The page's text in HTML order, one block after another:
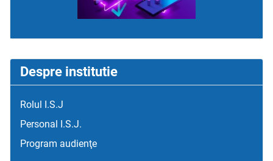
Despre institutie
Rolul I.S.J
Personal I.S.J.
Program audienţe